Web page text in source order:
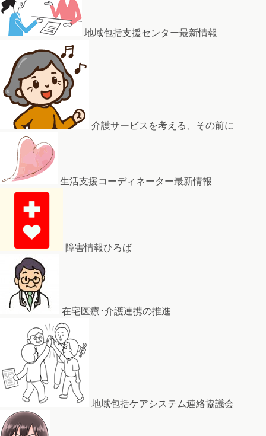
地域包括支援センター最新情報
介護サービスを考える、その前に
生活支援コーディネーター最新情報
障害情報ひろば
在宅医療･介護連携の推進
地域包括ケアシステム連絡協議会